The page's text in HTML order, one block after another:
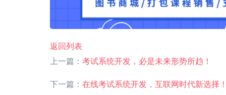
返回列表
上一篇： 考试系统开发，必是未来形势所趋！
下一篇： 在线考试系统开发，互联网时代新选择